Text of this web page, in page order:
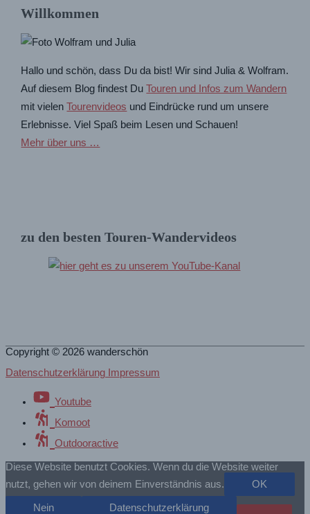
Willkommen
Hallo und schön, dass Du da bist! Wir sind Julia & Wolfram.
Auf diesem Blog findest DuTouren und Infos zum Wandern
mit vielenTourenvideos und Eindrücke rund um unsere
Erlebnisse. Viel Spaß beim Lesen und Schauen!
Mehr über uns …
zu den besten Touren-Wandervideos
Copyright © 2026 wanderschön
Datenschutzerklärung Impressum
Youtube
Komoot
Outdooractive
Diese Website benutzt Cookies. Wenn du die Website weiter
nutzt, gehen wir von deinem Einverständnis aus.
OK
Nein Datenschutzerklärung